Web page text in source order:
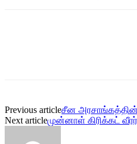
Previous articleசீன
Next articleமுன்னாள் கிரிக்கட்